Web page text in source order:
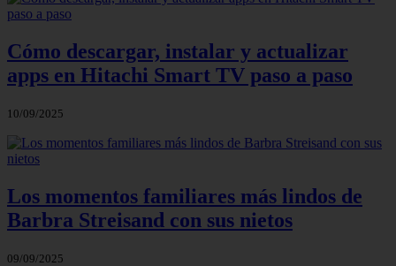
Cómo descargar, instalar y actualizar
apps en Hitachi Smart TV paso a paso
10/09/2025
Los momentos familiares más lindos de
Barbra Streisand con sus nietos
09/09/2025